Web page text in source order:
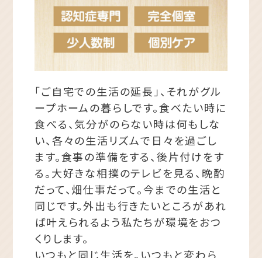
「ご自宅での生活の延長」、それがグル
ープホームの暮らしです。食べたい時に
食べる、気分がのらない時は何もしな
い、各々の生活リズムで日々を過ごし
ます。食事の準備をする、後片付けをす
る。大好きな相撲のテレビを見る、晩酌
だって、畑仕事だって。今までの生活と
同じです。外出も行きたいところがあれ
ば叶えられるよう私たちが環境をおつ
くりします。
いつもと同じ生活を。いつもと変わら